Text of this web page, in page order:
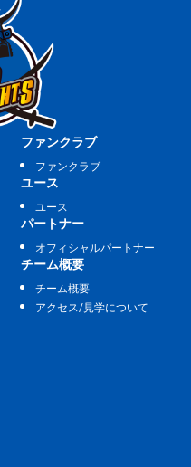
ファンクラブ
ファンクラブ
ユース
ユース
パートナー
オフィシャルパートナー
チーム概要
チーム概要
アクセス/見学について